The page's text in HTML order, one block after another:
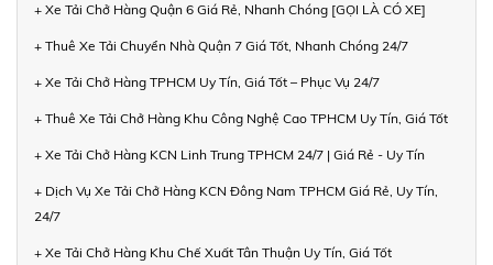
+ Xe Tải Chở Hàng Quận 6 Giá Rẻ, Nhanh Chóng [GỌI LÀ CÓ XE]
+ Thuê Xe Tải Chuyển Nhà Quận 7 Giá Tốt, Nhanh Chóng 24/7
+ Xe Tải Chở Hàng TPHCM Uy Tín, Giá Tốt – Phục Vụ 24/7
+ Thuê Xe Tải Chở Hàng Khu Công Nghệ Cao TPHCM Uy Tín, Giá Tốt
+ Xe Tải Chở Hàng KCN Linh Trung TPHCM 24/7 | Giá Rẻ - Uy Tín
+ Dịch Vụ Xe Tải Chở Hàng KCN Đông Nam TPHCM Giá Rẻ, Uy Tín,
24/7
+ Xe Tải Chở Hàng Khu Chế Xuất Tân Thuận Uy Tín, Giá Tốt